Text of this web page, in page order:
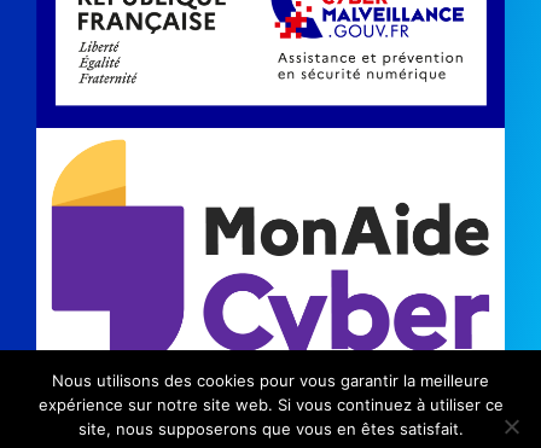
©2024 Kinic |Mentions légales|Politique de
confidentialité |Communication Savoie |Communication
Nous utilisons des cookies pour vous garantir la meilleure
expérience sur notre site web. Si vous continuez à utiliser ce
site, nous supposerons que vous en êtes satisfait.